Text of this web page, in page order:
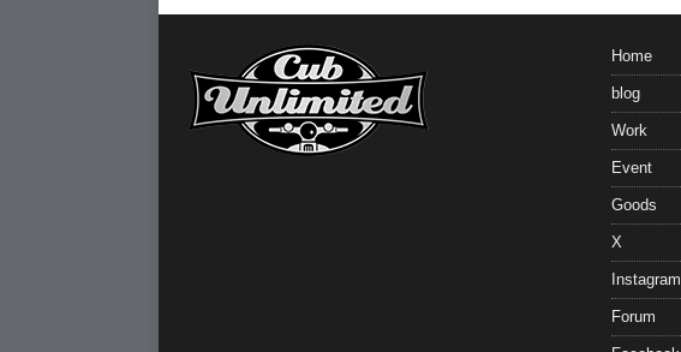
Home
blog
Work
Event
Goods
X
Instagram
Forum